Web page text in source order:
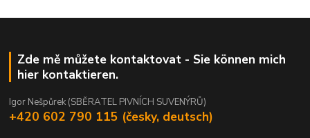
Zde mě můžete kontaktovat - Sie können mich
hier kontaktieren.
Igor Nešpůrek (SBĚRATEL PIVNÍCH SUVENÝRŮ)
+420 602 790 115 (česky, deutsch)